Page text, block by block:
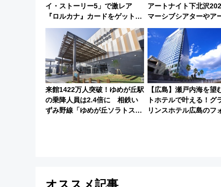
イ・ストーリー5」で激レア
『ロルカナ』カードをゲット！
最新デコレーションも徹底解説
アートナイト下北沢
マーシブシアターやア
を満喫しよう
来館1422万人突破！ゆめが丘駅
の乗降人員は2.4倍に 相鉄い
ずみ野線「ゆめが丘ソラトス」
【広島】瀬戸内海を望
トホテルで叶える！グ
リンスホテル広島のフ
オススメ記事